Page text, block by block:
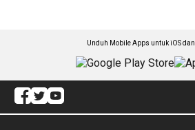
Unduh Mobile Apps untuk iOS